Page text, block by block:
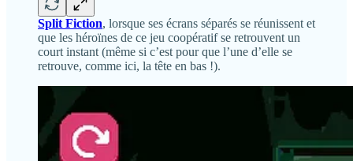
Split Fiction, lorsque ses écrans séparés se réunissent et
que les héroïnes de ce jeu coopératif se retrouvent un
court instant (même si c’est pour que l’une d’elle se
retrouve, comme ici, la tête en bas !).